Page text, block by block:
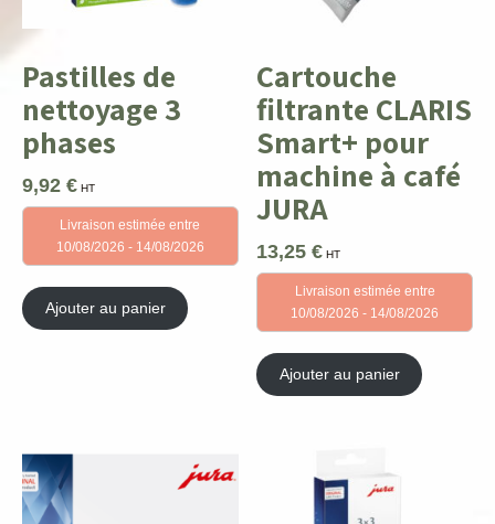
Pastilles de
nettoyage 3
phases
9,92 € HT
Livraison estimée entre
10/08/2026 - 14/08/2026
Ajouter au panier
Cartouche
filtrante CLARIS
Smart+ pour
machine à café
JURA
13,25€ HT
Livraison estimée entre
10/08/2026 - 14/08/2026
Ajouter au panier